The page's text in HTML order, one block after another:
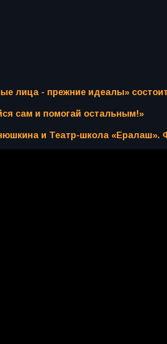
лица - прежние идеалы»
сам и помогай остальным!»
и Театр-школа «Ералаш».